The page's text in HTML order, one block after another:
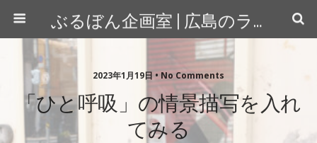
ぶるぼん企画室 | 広島のライター＆カメラマン
2023年1月19日 • No Comments
「ひと呼吸」の情景描写を入れ
てみる